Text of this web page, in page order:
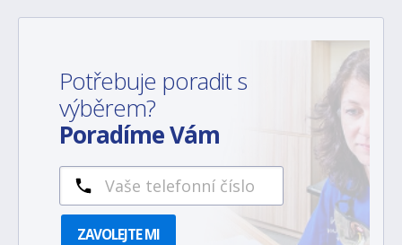
Potřebuje poradit s
výběrem?
Poradíme Vám
ZAVOLEJTE MI